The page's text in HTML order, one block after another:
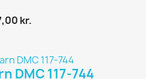
kr.
DMC 117-744